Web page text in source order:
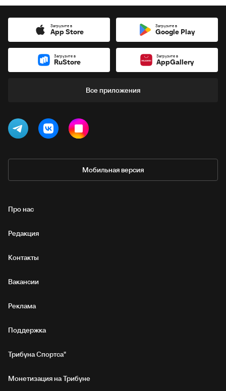
Загрузите в
App Store
Загрузите в
Google Play
Загрузите в
RuStore
Загрузите в
AppGallery
Все приложения
Мобильная версия
Про нас
Редакция
Контакты
Вакансии
Реклама
Поддержка
Трибуна Спортса"
Монетизация на Трибуне